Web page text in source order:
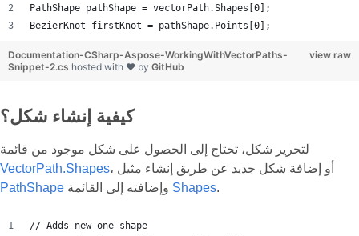
PathShape pathShape = vectorPath.Shapes[0];
BezierKnot firstKnot = pathShape.Points[0];
view raw
Documentation-CSharp-Aspose-WorkingWithVectorPaths-
Snippet-2.cs hosted with ❤ by GitHub
كيفية إنشاء شكل؟
لتحرير شكل، تحتاج إلى الحصول على شكل موجود من قائمة
VectorPath.Shapes ، أو إضافة شكل جديد عن طريق إنشاء مثيل
PathShape
Shapes.
// Adds new one shape